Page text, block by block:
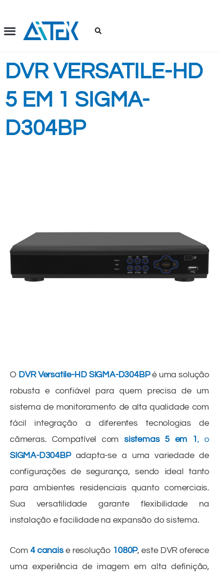
conteúdo
DVR VERSATILE-HD
5 EM 1 SIGMA-
D304BP
O DVR Versatile-HD SIGMA-D304BPé uma solução
robusta e confiável para quem precisa de um
sistema de monitoramento de alta qualidade com
fácil integração a diferentes tecnologias de
câmeras. Compatível com sistemas 5 em 1, o
SIGMA-D304BPadapta-se a uma variedade de
configurações de segurança, sendo ideal tanto
para ambientes residenciais quanto comerciais.
Sua versatilidade garante flexibilidade na
instalação e facilidade na expansão do sistema.
Com 4 canaise resolução 1080P, este DVR oferece
uma experiência de imagem em alta definição,